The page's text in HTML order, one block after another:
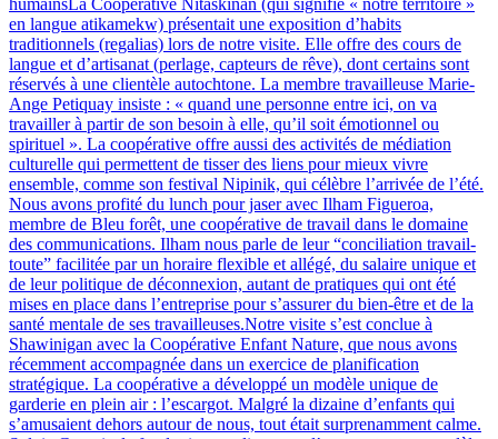
humainsLa Coopérative Nitaskinan (qui signifie « notre territoire »
en langue atikamekw) présentait une exposition d’habits
traditionnels (regalias) lors de notre visite. Elle offre des cours de
langue et d’artisanat (perlage, capteurs de rêve), dont certains sont
réservés à une clientèle autochtone. La membre travailleuse Marie-
Ange Petiquay insiste : « quand une personne entre ici, on va
travailler à partir de son besoin à elle, qu’il soit émotionnel ou
spirituel ». La coopérative offre aussi des activités de médiation
culturelle qui permettent de tisser des liens pour mieux vivre
ensemble, comme son festival Nipinik, qui célèbre l’arrivée de l’été.
Nous avons profité du lunch pour jaser avec Ilham Figueroa,
membre de Bleu forêt, une coopérative de travail dans le domaine
des communications. Ilham nous parle de leur “conciliation travail-
toute” facilitée par un horaire flexible et allégé, du salaire unique et
de leur politique de déconnexion, autant de pratiques qui ont été
mises en place dans l’entreprise pour s’assurer du bien-être et de la
santé mentale de ses travailleuses.Notre visite s’est conclue à
Shawinigan avec la Coopérative Enfant Nature, que nous avons
récemment accompagnée dans un exercice de planification
stratégique. La coopérative a développé un modèle unique de
garderie en plein air : l’escargot. Malgré la dizaine d’enfants qui
s’amusaient dehors autour de nous, tout était surprenamment calme.